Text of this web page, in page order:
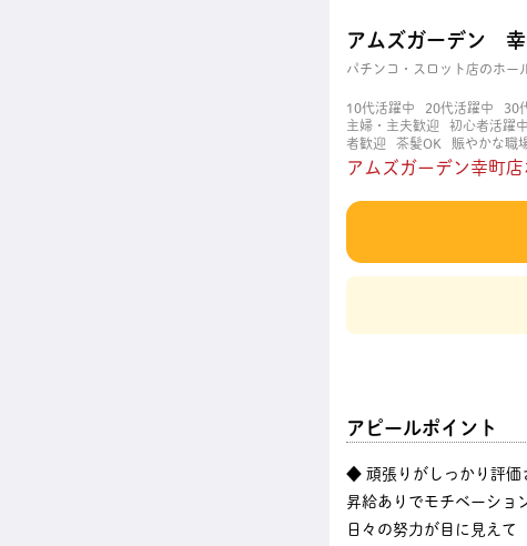
アムズガーデン 幸
パチンコ・スロット店のホー
10代活躍中 20代活躍中 30
主婦・主夫歓迎
初心者活躍中
者歓迎
茶髪OK 賑やかな職
アムズガーデン幸町
アピールポイント
◆ 頑張りがしっかり評価
昇給ありでモチベーショ
日々の努力が目に見えて